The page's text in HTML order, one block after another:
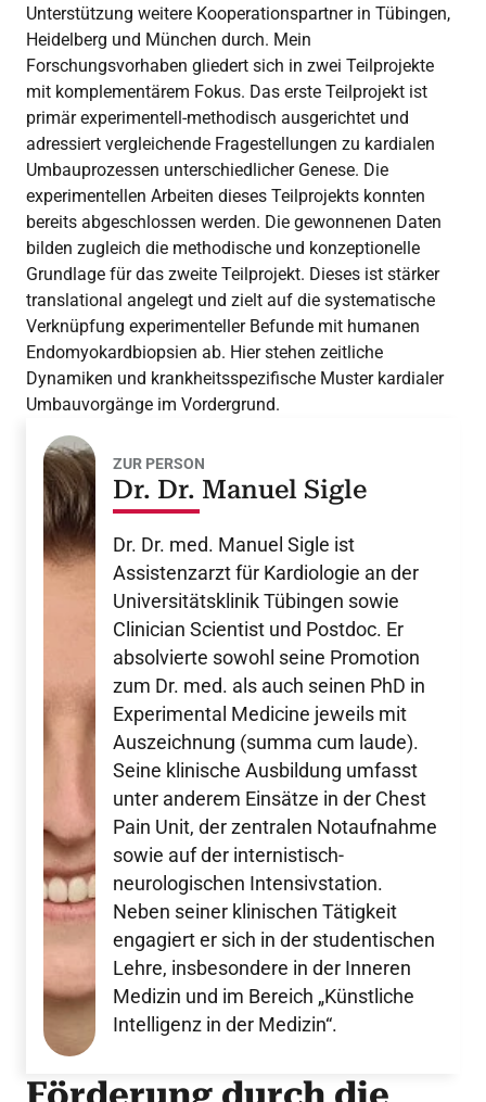
Unterstützung weitere Kooperationspartner in Tübingen,
Heidelberg und München durch. Mein
Forschungsvorhaben gliedert sich in zwei Teilprojekte
mit komplementärem Fokus. Das erste Teilprojekt ist
primär experimentell-methodisch ausgerichtet und
adressiert vergleichende Fragestellungen zu kardialen
Umbauprozessen unterschiedlicher Genese. Die
experimentellen Arbeiten dieses Teilprojekts konnten
bereits abgeschlossen werden. Die gewonnenen Daten
bilden zugleich die methodische und konzeptionelle
Grundlage für das zweite Teilprojekt. Dieses ist stärker
translational angelegt und zielt auf die systematische
Verknüpfung experimenteller Befunde mit humanen
Endomyokardbiopsien ab. Hier stehen zeitliche
Dynamiken und krankheitsspezifische Muster kardialer
Umbauvorgänge im Vordergrund.
ZUR PERSON
Dr. Dr. Manuel Sigle
Dr. Dr. med. Manuel Sigle ist
Assistenzarzt für Kardiologie an der
Universitätsklinik Tübingen sowie
Clinician Scientist und Postdoc. Er
absolvierte sowohl seine Promotion
zum Dr. med. als auch seinen PhD in
Experimental Medicine jeweils mit
Auszeichnung (summa cum laude).
Seine klinische Ausbildung umfasst
unter anderem Einsätze in der Chest
Pain Unit, der zentralen Notaufnahme
sowie auf der internistisch-
neurologischen Intensivstation.
Neben seiner klinischen Tätigkeit
engagiert er sich in der studentischen
Lehre, insbesondere in der Inneren
Medizin und im Bereich „Künstliche
Intelligenz in der Medizin“.